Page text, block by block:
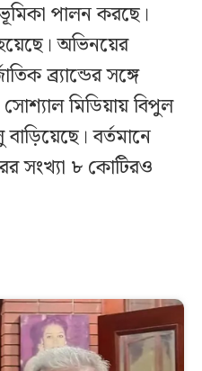
পালন করছে।
অভিনয়ের
ব্র্যান্ডের সঙ্গে
মিডিয়ায় বিপুল
বাড়িয়েছে। বর্তমানে
সংখ্যা ৮ কোটিরও